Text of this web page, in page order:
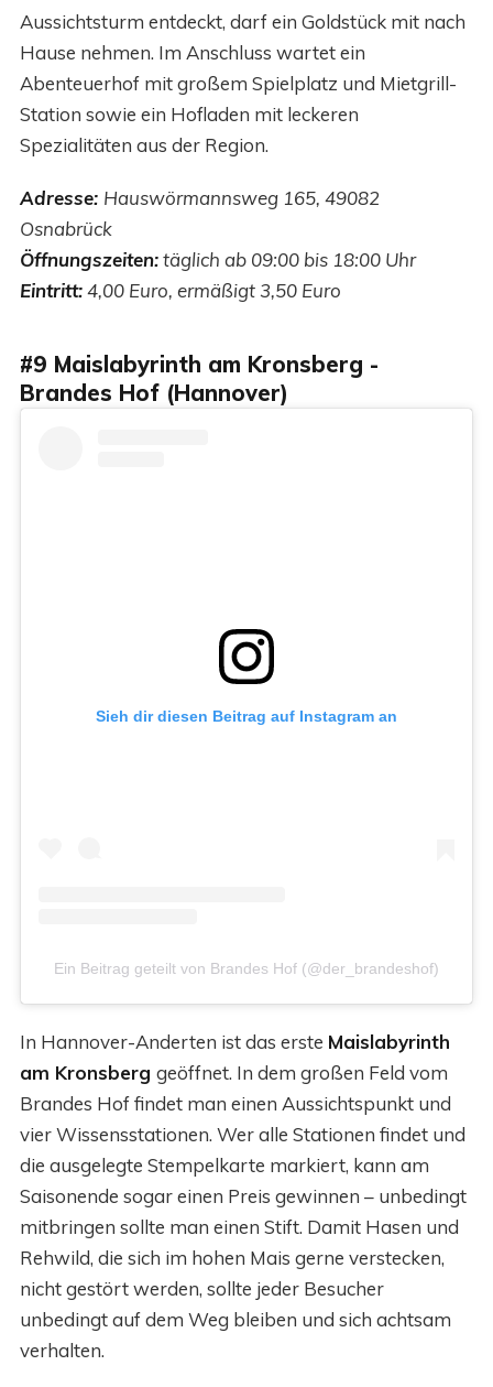
Aussichtsturm entdeckt, darf ein Goldstück mit nach
Hause nehmen. Im Anschluss wartet ein
Abenteuerhof mit großem Spielplatz und Mietgrill-
Station sowie ein Hofladen mit leckeren
Spezialitäten aus der Region.
Adresse: Hauswörmannsweg 165, 49082
Osnabrück
Öffnungszeiten:täglich ab 09:00 bis 18:00 Uhr
Eintritt:4,00 Euro, ermäßigt 3,50 Euro
#9 Maislabyrinth am Kronsberg -
Brandes Hof (Hannover)
Sieh dir diesen Beitrag auf Instagram an
Ein Beitrag geteilt von Brandes Hof (@der_brandeshof)
In Hannover-Anderten ist das erste Maislabyrinth
am Kronsberg geöffnet. In dem großen Feld vom
Brandes Hof findet man einen Aussichtspunkt und
vier Wissensstationen. Wer alle Stationen findet und
die ausgelegte Stempelkarte markiert, kann am
Saisonende sogar einen Preis gewinnen – unbedingt
mitbringen sollte man einen Stift. Damit Hasen und
Rehwild, die sich im hohen Mais gerne verstecken,
nicht gestört werden, sollte jeder Besucher
unbedingt auf dem Weg bleiben und sich achtsam
verhalten.